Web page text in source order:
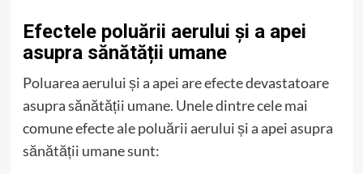
Efectele poluării aerului și a apei
asupra sănătății umane
Poluarea aerului și a apei are efecte devastatoare
asupra sănătății umane. Unele dintre cele mai
comune efecte ale poluării aerului și a apei asupra
sănătății umane sunt: